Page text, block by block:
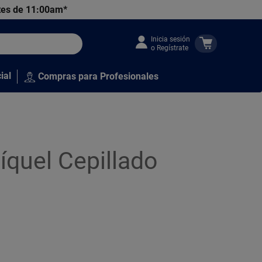
de 11:00am*
Inicia sesión
o Regístrate
Compras para Profesionales
Cepillado